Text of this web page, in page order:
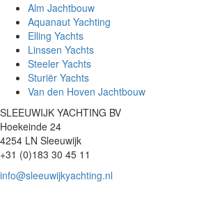
Alm Jachtbouw
Aquanaut Yachting
Elling Yachts
Linssen Yachts
Steeler Yachts
Sturiër Yachts
Van den Hoven Jachtbouw
SLEEUWIJK YACHTING BV
Hoekeinde 24
4254 LN Sleeuwijk
+31 (0)183 30 45 11
info@sleeuwijkyachting.nl